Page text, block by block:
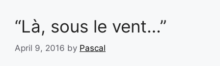
“Là, sous le vent…”
April 9, 2016 by Pascal